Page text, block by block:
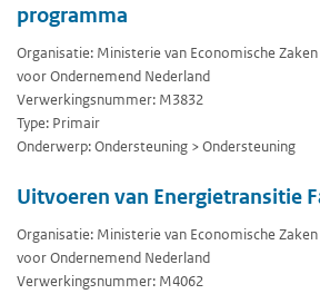
programma
Organisatie: Ministerie van Economische
voor Ondernemend Nederland
Verwerkingsnummer: M3832
Type: Primair
Onderwerp: Ondersteuning > Ondersteuning
Uitvoeren van Energietransitie
Organisatie: Ministerie van Economische
voor Ondernemend Nederland
Verwerkingsnummer: M4062